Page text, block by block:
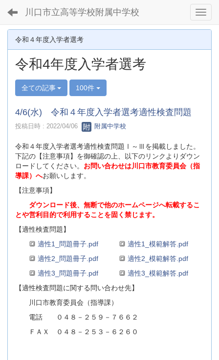
川口市立高等学校附属中学校
令和４年度入学者選考
令和4年度入学者選考
全ての記事 100件
4/6(水) 令和４年度入学者選考適性検査問題
投稿日時 : 2022/04/06 附属中学校
令和４年度入学者選考適性検査問題Ⅰ～Ⅲを掲載しました。
下記の【注意事項】を御確認の上、以下のリンクよりダウン
ロードしてください。 お問い合わせは川口市教育委員会（指
導課）へお願いします。
【注意事項】
ダウンロード後、無断で他のホームページへ転載するこ
とや営利目的で利用することを固く禁じます。
【適性検査問題】
🔳 適性1_問題冊子.pdf 🔳 適性1_模範解答.pdf
🔳 適性2_問題冊子.pdf 🔳 適性2_模範解答.pdf
🔳 適性3_問題冊子.pdf 🔳 適性3_模範解答.pdf
【適性検査問題に関する問い合わせ先】
川口市教育委員会（指導課）
電話 ０４８－２５９－７６６２
ＦＡＸ ０４８－２５３－６２６０